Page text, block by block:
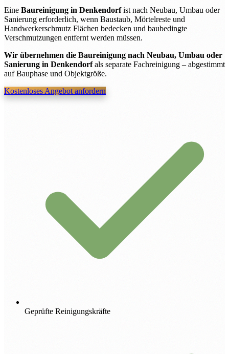
Eine Baureinigung in Denkendorfist nach Neubau, Umbau oder
Sanierung erforderlich, wenn Baustaub, Mörtelreste und
Handwerkerschmutz Flächen bedecken und baubedingte
Verschmutzungen entfernt werden müssen.
Wir übernehmen die Baureinigung nach Neubau, Umbau oder
Sanierung in Denkendorfals separate Fachreinigung – abgestimmt
auf Bauphase und Objektgröße.
Kostenloses Angebot anfordern
Geprüfte Reinigungskräfte